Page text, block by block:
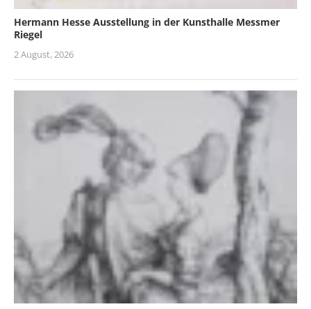
Hermann Hesse Ausstellung in der Kunsthalle Messmer
Riegel
2 August, 2026